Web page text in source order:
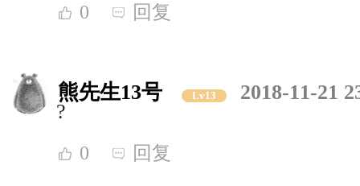
0 回复
熊先生13号 Lv13
2018-11-21
?
0 回复